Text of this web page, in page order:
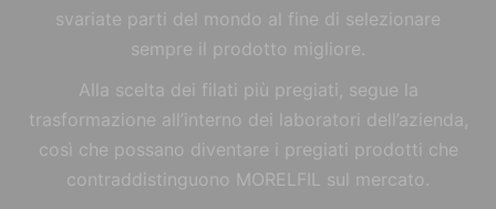
svariate parti del mondo al fine di selezionare
sempre il prodotto migliore.
Alla scelta dei filati più pregiati, segue la
trasformazione all’interno dei laboratori dell’azienda,
così che possano diventare i pregiati prodotti che
contraddistinguono MORELFIL sul mercato.